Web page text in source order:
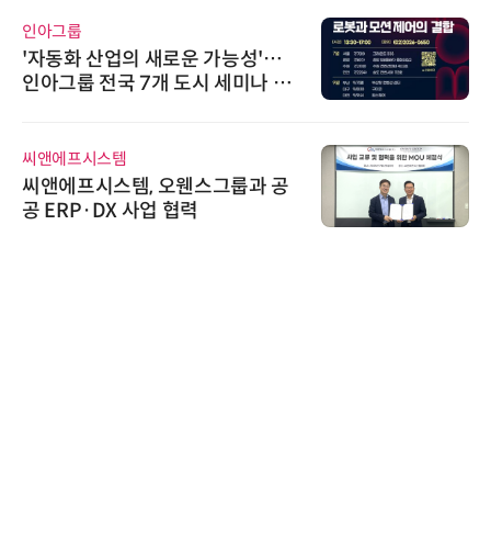
인아그룹
'자동화 산업의 새로운 가능성'…
인아그룹 전국 7개 도시 세미나 페
씨앤에프시스템
씨앤에프시스템, 오웬스그룹과 공
공 ERP·DX 사업 협력